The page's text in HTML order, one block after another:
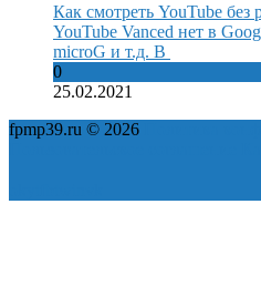
Как смотреть YouTube
YouTube Vanced нет в
microG и т.д. В
0
25.02.2021
fpmp39.ru © 2026